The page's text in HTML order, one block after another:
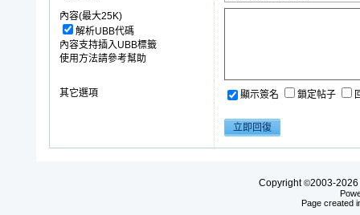
內容(最大25K)
解析UBB代碼
內容支持插入UBB標籤
使用方法請參考幫助
其它選項 顯示簽名 鎖定帖子
Copyright©2003-2026
Page created